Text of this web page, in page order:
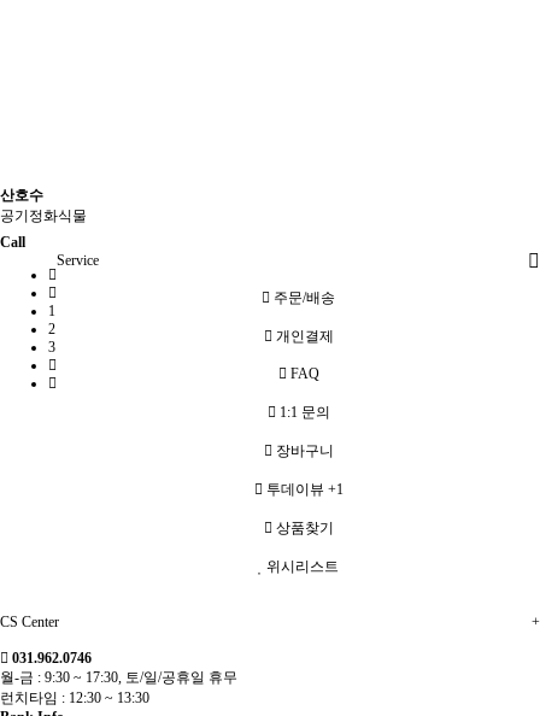
산호수
공기정화식물
Call
1
2
3
Service
주문/배송
개인결제
FAQ
1:1 문의
장바구니
투데이뷰 +1
상품찾기
위시리스트
+
CS Center
031.962.0746
월-금 : 9:30 ~ 17:30, 토/일/공휴일 휴무
런치타임 : 12:30 ~ 13:30